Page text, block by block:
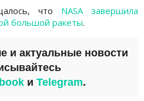
что NASA завершила
большой ракеты.
и актуальные новости
и Telegram.